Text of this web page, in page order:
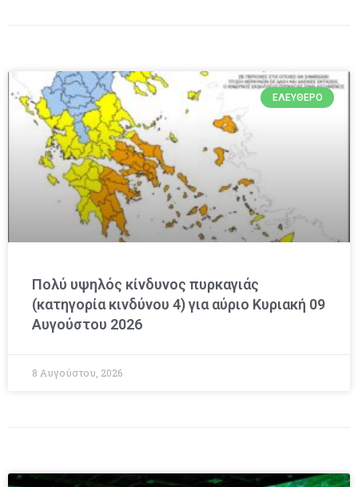
ΕΛΕΎΘΕΡΟ
Πολύ υψηλός κίνδυνος πυρκαγιάς
(κατηγορία κινδύνου 4) για αύριο Κυριακή 09
Αυγούστου 2026
8 Αυγούστου, 2026